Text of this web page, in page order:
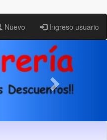
Nuevo Ingreso usuario